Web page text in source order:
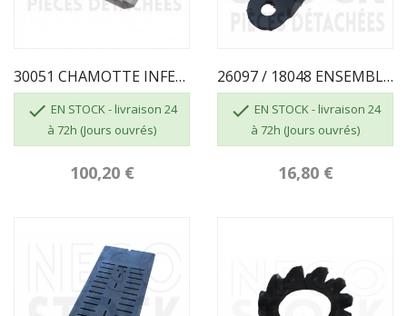
30051 CHAMOTTE INFERIEURE BD6-E SUPRA
 EN STOCK - livraison 24
à 72h (Jours ouvrés)
100,20 €
26097 / 18048 ENSEMBLE FERMETURE ISERAN SUPRA
 EN STOCK - livraison 24
à 72h (Jours ouvrés)
16,80 €